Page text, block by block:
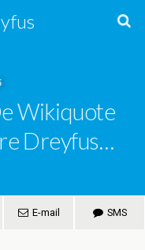
Wikiquote
Dreyfus…
E-mail SMS